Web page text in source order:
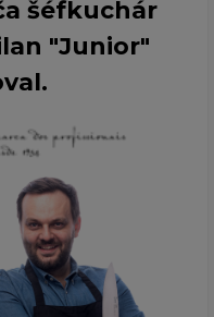
šéfkuchár
"Junior"